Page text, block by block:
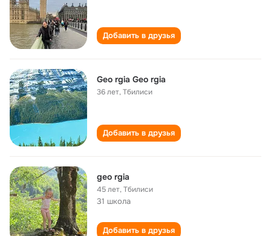
Добавить в друзья
Geo rgia Geo rgia
36 лет,Тбилиси
Добавить в друзья
geo rgia
45 лет,Тбилиси
31 школа
Добавить в друзья